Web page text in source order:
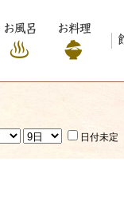
お風呂
お料理
日付未定